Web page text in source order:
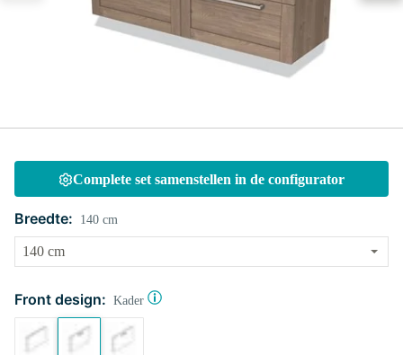
Complete set samenstellen in de configurator
Breedte: 140 cm
Front design: Kader